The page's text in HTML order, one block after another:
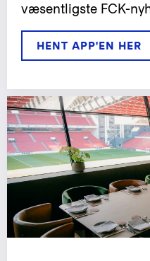
væsentligste FCK-
HENT APP'EN HER